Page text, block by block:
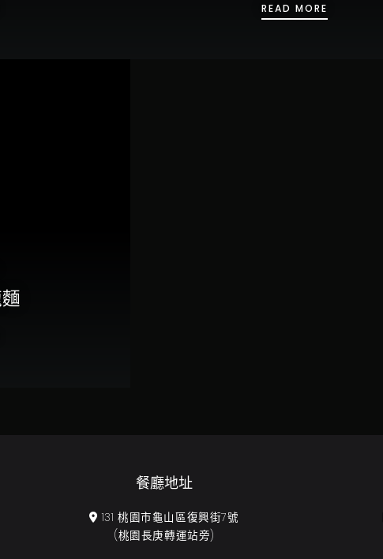
READ MORE
餐廳地址
131 桃園市龜山區復興街7號
(桃園長庚轉運站旁)